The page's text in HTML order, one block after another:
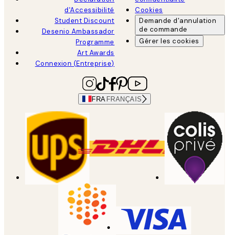
d'Accessibilité
Student Discount
Desenio Ambassador
Programme
Art Awards
Connexion (Entreprise)
Cookies
Demande d'annulation
de commande
Gérer les cookies
FRA FRANÇAIS